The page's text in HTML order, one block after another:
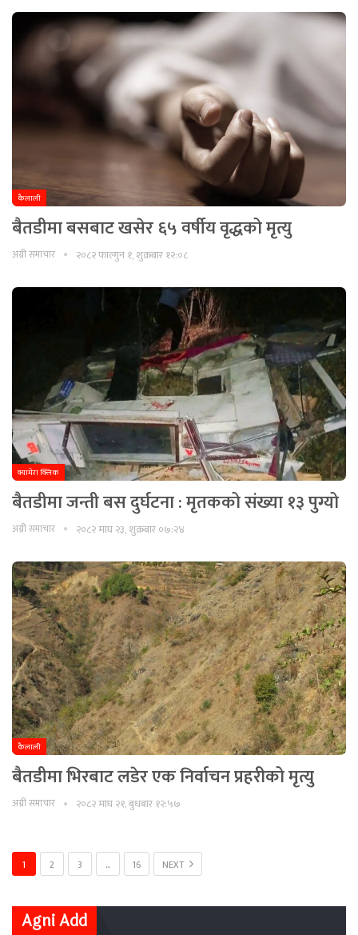
कैलाली
बैतडीमा बसबाट खसेर ६५ वर्षीय वृद्धको मृत्यु
अग्नी समाचार २०८२ फाल्गुन १, शुक्रबार १२:०८
क्यामेरा क्लिक
बैतडीमा जन्ती बस दुर्घटना : मृतकको संख्या १३ पुग्यो
अग्नी समाचार २०८२ माघ २३, शुक्रबार ०७:२४
कैलाली
बैतडीमा भिरबाट लडेर एक निर्वाचन प्रहरीको मृत्यु
अग्नी समाचार २०८२ माघ २१, बुधबार १२:५७
1 2 3 … 16 NEXT
Agni Add